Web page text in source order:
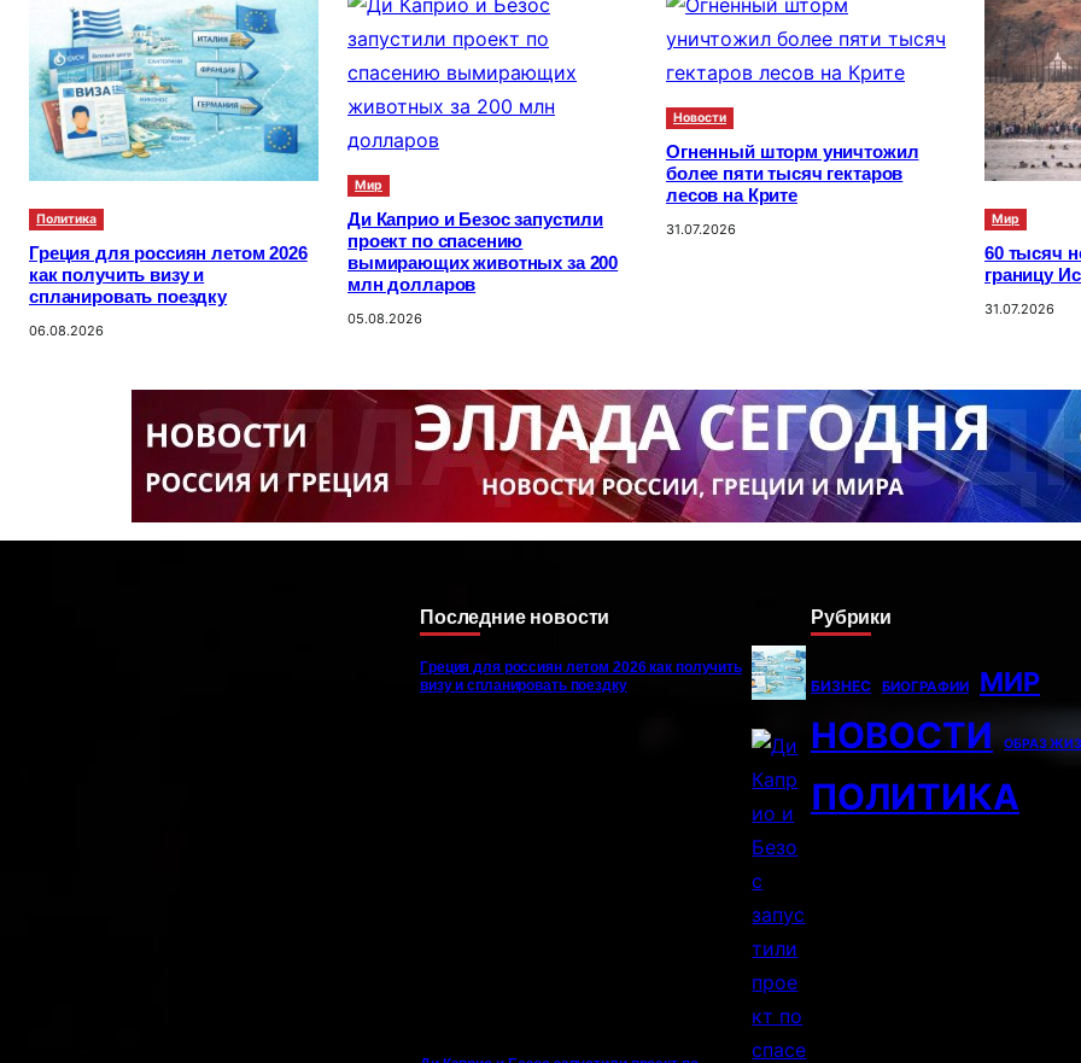
Политика
Греция для россиян летом 2026
как получить визу и
спланировать поездку
06.08.2026
Мир
Ди Каприо и Безос запустили
проект по спасению
вымирающих животных за 200
млн долларов
05.08.2026
Новости
Огненный шторм уничтожил
более пяти тысяч гектаров
лесов на Крите
31.07.2026
Мир
60 тысяч
границу
31.07.2026
Последние новости
Греция для россиян летом 2026 как получить
визу и спланировать поездку
Рубрики
БИЗНЕС БИОГРАФИИ МИР
НОВОСТИ ОБРАЗ
ПОЛИТИКА